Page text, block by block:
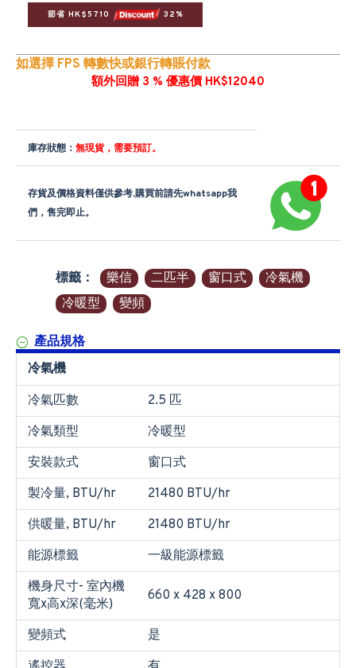
節省 HK$5710 32%
如選擇 FPS 轉數快或銀行轉賬付款
額外回贈 3 % 優惠價 HK$12040
庫存狀態： 無現貨，需要預訂。
存貨及價格資料僅供參考,購買前請先whatsapp我
們，售完即止。
標籤： 樂信 二匹半 窗口式
冷氣機
冷暖型
變頻
產品規格
冷氣機
冷氣匹數
2.5 匹
冷氣類型
冷暖型
安裝款式
窗口式
製冷量, BTU/hr
21480 BTU/hr
供暖量, BTU/hr
21480 BTU/hr
能源標籤
一級能源標籤
機身尺寸- 室內機
寬x高x深(毫米)
660 x 428 x 800
變頻式
是